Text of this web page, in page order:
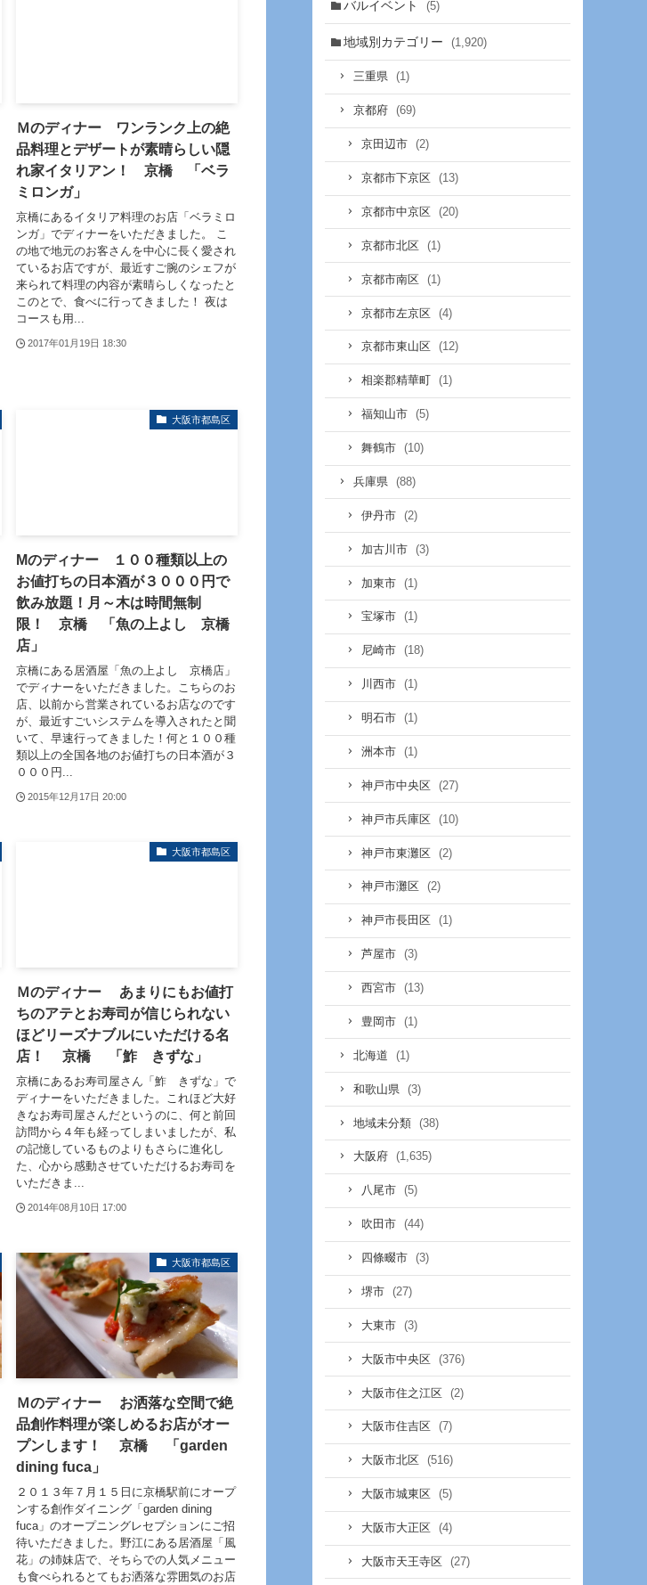
Ｍのディナー ワンランク上の絶
品料理とデザートが素晴らしい隠
れ家イタリアン！ 京橋 「ベラ
ミロンガ」
京橋にあるイタリア料理のお店「ベラミロ
ンガ」でディナーをいただきました。 こ
の地で地元のお客さんを中心に長く愛され
ているお店ですが、最近すご腕のシェフが
来られて料理の内容が素晴らしくなったと
このとで、食べに行ってきました！ 夜は
コースも用...
2017年01月19日 18:30
大阪市都島区
Mのディナー １００種類以上の
お値打ちの日本酒が３０００円で
飲み放題！月～木は時間無制
限！ 京橋 「魚の上よし 京橋
店」
京橋にある居酒屋「魚の上よし 京橋店」
でディナーをいただきました。こちらのお
店、以前から営業されているお店なのです
が、最近すごいシステムを導入されたと聞
いて、早速行ってきました！何と１００種
類以上の全国各地のお値打ちの日本酒が３
０００円...
2015年12月17日 20:00
大阪市都島区
Ｍのディナー あまりにもお値打
ちのアテとお寿司が信じられない
ほどリーズナブルにいただける名
店！ 京橋 「鮓 きずな」
京橋にあるお寿司屋さん「鮓 きずな」で
ディナーをいただきました。これほど大好
きなお寿司屋さんだというのに、何と前回
訪問から４年も経ってしまいましたが、私
の記憶しているものよりもさらに進化し
た、心から感動させていただけるお寿司を
いただきま...
2014年08月10日 17:00
大阪市都島区
Ｍのディナー お洒落な空間で絶
品創作料理が楽しめるお店がオー
プンします！ 京橋 「garden
dining fuca」
２０１３年７月１５日に京橋駅前にオープ
ンする創作ダイニング「garden dining
fuca」のオープニングレセプションにご招
待いただきました。野江にある居酒屋「風
花」の姉妹店で、そちらでの人気メニュー
も食べられるとてもお洒落な雰囲気のお店
バルイベント (5)
地域別カテゴリー (1,920)
三重県 (1)
京都府 (69)
京田辺市 (2)
京都市下京区 (13)
京都市中京区 (20)
京都市北区 (1)
京都市南区 (1)
京都市左京区 (4)
京都市東山区 (12)
相楽郡精華町 (1)
福知山市 (5)
舞鶴市 (10)
兵庫県 (88)
伊丹市 (2)
加古川市 (3)
加東市 (1)
宝塚市 (1)
尼崎市 (18)
川西市 (1)
明石市 (1)
洲本市 (1)
神戸市中央区 (27)
神戸市兵庫区 (10)
神戸市東灘区 (2)
神戸市灘区 (2)
神戸市長田区 (1)
芦屋市 (3)
西宮市 (13)
豊岡市 (1)
北海道 (1)
和歌山県 (3)
地域未分類 (38)
大阪府 (1,635)
八尾市 (5)
吹田市 (44)
四條畷市 (3)
堺市 (27)
大東市 (3)
大阪市中央区 (376)
大阪市住之江区 (2)
大阪市住吉区 (7)
大阪市北区 (516)
大阪市城東区 (5)
大阪市大正区 (4)
大阪市天王寺区 (27)